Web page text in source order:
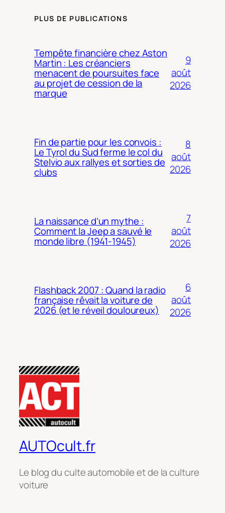
PLUS DE PUBLICATIONS
Tempête financière chez Aston
Martin : Les créanciers
menacent de poursuites face
au projet de cession de la
marque
9
août
2026
Fin de partie pour les convois :
Le Tyrol du Sud ferme le col du
Stelvio aux rallyes et sorties de
clubs
8
août
2026
La naissance d’un mythe :
Comment la Jeep a sauvé le
monde libre (1941-1945)
7
août
2026
Flashback 2007 : Quand la radio
française rêvait la voiture de
2026 (et le réveil douloureux)
6
août
2026
AUTOcult.fr
Le blog du culte automobile et de la culture
voiture